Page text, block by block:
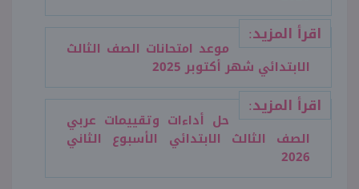
اقرأ المزيد:
موعد امتحانات الصف الثالث
الابتدائي شهر أكتوبر 2025
اقرأ المزيد:
حل أداءات وتقييمات عربي
الصف الثالث الابتدائي الأسبوع الثاني
2026